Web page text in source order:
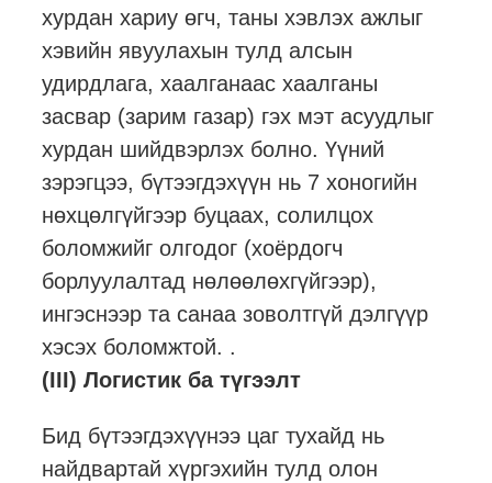
хурдан хариу өгч, таны хэвлэх ажлыг
хэвийн явуулахын тулд алсын
удирдлага, хаалганаас хаалганы
засвар (зарим газар) гэх мэт асуудлыг
хурдан шийдвэрлэх болно. Үүний
зэрэгцээ, бүтээгдэхүүн нь 7 хоногийн
нөхцөлгүйгээр буцаах, солилцох
боломжийг олгодог (хоёрдогч
борлуулалтад нөлөөлөхгүйгээр),
ингэснээр та санаа зоволтгүй дэлгүүр
хэсэх боломжтой. .
(III) Логистик ба түгээлт
Бид бүтээгдэхүүнээ цаг тухайд нь
найдвартай хүргэхийн тулд олон